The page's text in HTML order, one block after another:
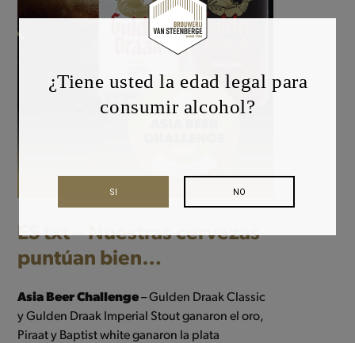
ES txt – Nuestras cervezas
puntúan bien…
Asia Beer Challenge– Gulden Draak Classic
y Gulden Draak Imperial Stout ganaron el oro,
Piraat y Baptist white ganaron la plata
¿Tiene usted la edad legal para
consumir alcohol?
NO
SI